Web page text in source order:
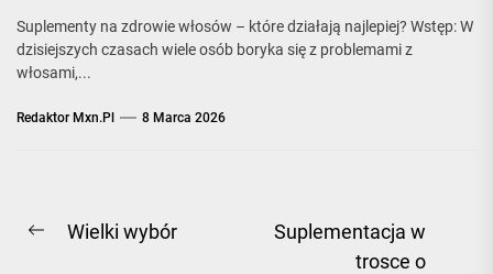
Suplementy na zdrowie włosów – które działają najlepiej? Wstęp: W
dzisiejszych czasach wiele osób boryka się z problemami z
włosami,...
Redaktor Mxn.pl 8 Marca 2026
Nawigacja
Previous
Wielki wybór
Suplementacja w
trosce o